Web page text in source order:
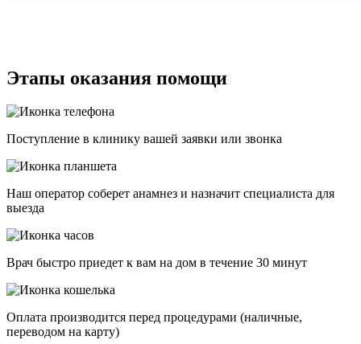
Этапы оказания помощи
Поступление в клинику вашей заявки или звонка
Наш оператор соберет анамнез и назначит специалиста для
выезда
Врач быстро приедет к вам на дом в течение 30 минут
Оплата производится перед процедурами (наличные,
переводом на карту)